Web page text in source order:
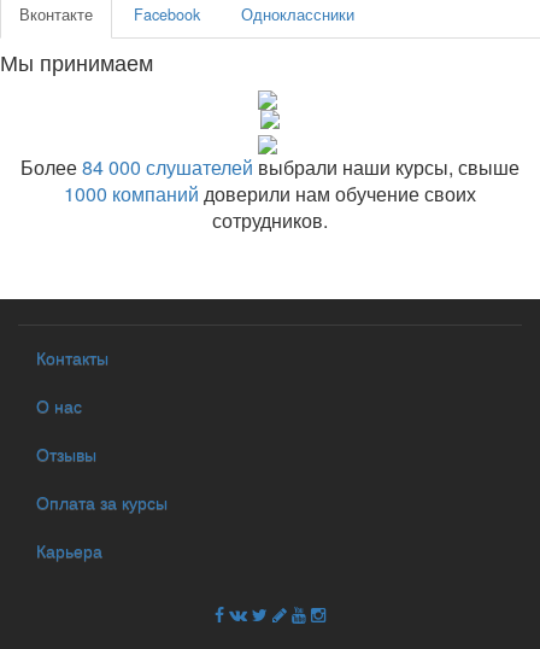
Вконтакте Facebook Одноклассники
Мы принимаем
Более84 000 слушателей выбрали наши курсы, свыше
1000 компаний доверили нам обучение своих
сотрудников.
Контакты
О нас
Отзывы
Оплата за курсы
Карьера